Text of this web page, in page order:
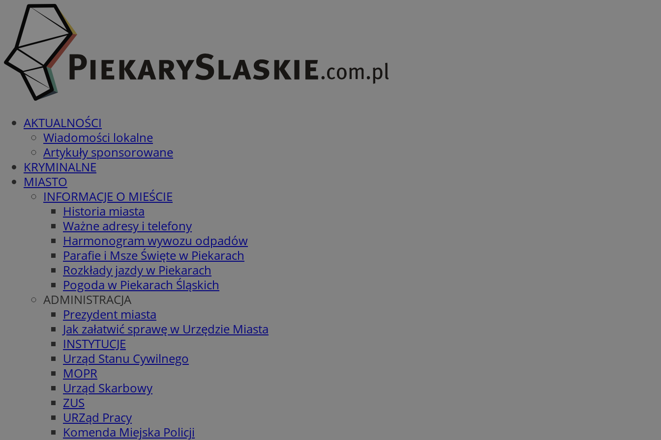
AKTUALNOŚCI
Wiadomości lokalne
Artykuły sponsorowane
KRYMINALNE
MIASTO
INFORMACJE O MIEŚCIE
Historia miasta
Ważne adresy i telefony
Harmonogram wywozu odpadów
Parafie i Msze Święte w Piekarach
Rozkłady jazdy w Piekarach
Pogoda w Piekarach Śląskich
ADMINISTRACJA
Prezydent miasta
Jak załatwić sprawę w Urzędzie Miasta
INSTYTUCJE
Urząd Stanu Cywilnego
MOPR
Urząd Skarbowy
ZUS
URZąd Pracy
Komenda Miejska Policji